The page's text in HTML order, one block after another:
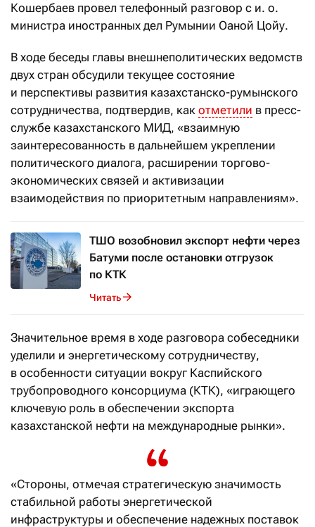
Кошербаев провел телефонный разговор с и. о.
министра иностранных дел Румынии Оаной Цойу.
В ходе беседы главы внешнеполитических ведомств
двух стран обсудили текущее состояние
и перспективы развития казахстанско-румынского
сотрудничества, подтвердив, как отметили в пресс-
службе казахстанского МИД, «взаимную
заинтересованность в дальнейшем укреплении
политического диалога, расширении торгово-
экономических связей и активизации
взаимодействия по приоритетным направлениям».
ТШО возобновил экспорт нефти через
Батуми после остановки отгрузок
по КТК
Читать
Значительное время в ходе разговора собеседники
уделили и энергетическому сотрудничеству,
в особенности ситуации вокруг Каспийского
трубопроводного консорциума (КТК), «играющего
ключевую роль в обеспечении экспорта
казахстанской нефти на международные рынки».
«Стороны, отмечая стратегическую значимость
стабильной работы энергетической
инфраструктуры и обеспечение надежных поставок